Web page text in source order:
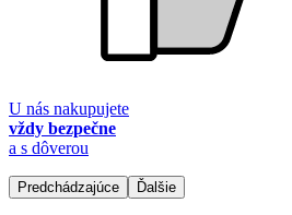
U nás nakupujete
vždy bezpečne
a s dôverou
Predchádzajúce Ďalšie